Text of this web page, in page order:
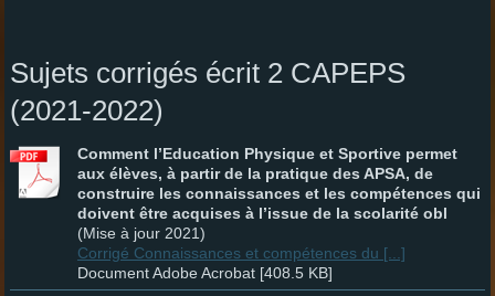
Sujets corrigés écrit 2 CAPEPS
(2021-2022)
Comment l’Education Physique et Sportive permet
aux élèves, à partir de la pratique des APSA, de
construire les connaissances et les compétences qui
doivent être acquises à l’issue de la scolarité obl
(Mise à jour 2021)
Corrigé Connaissances et compétences du [...]
Document Adobe Acrobat [408.5 KB]